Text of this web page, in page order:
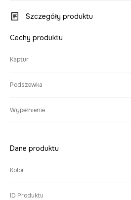
Szczegóły produktu
Cechy produktu
Kaptur
Podszewka
Wypełnienie
Dane produktu
Kolor
ID Produktu